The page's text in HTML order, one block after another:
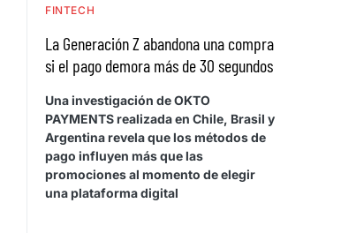
FINTECH
La Generación Z abandona una compra
si el pago demora más de 30 segundos
Una investigación de OKTO
PAYMENTS realizada en Chile, Brasil y
Argentina revela que los métodos de
pago influyen más que las
promociones al momento de elegir
una plataforma digital